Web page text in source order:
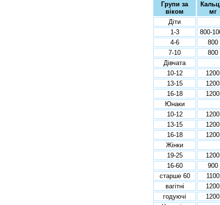
Групи за
віком
мг
Діти
1-3
800-
4-6
800
7-10
800
Дівчата
10-12
1200
13-15
1200
16-18
1200
Юнаки
10-12
1200
13-15
1200
16-18
1200
Жінки
19-25
1200
16-60
900
старше 60
1100
вагітні
1200
годуючі
1200